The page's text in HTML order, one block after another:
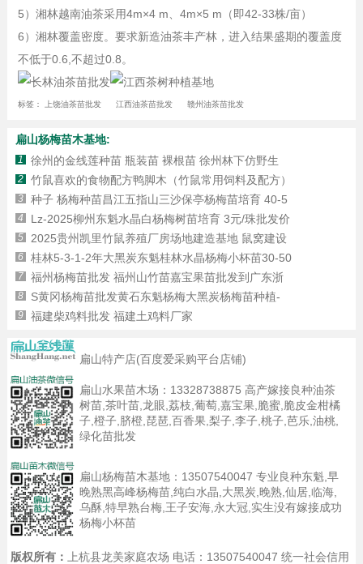
5）湘林越南油茶采用4m×4 m、4m×5 m（即42-33株/亩）
6）湘林覆盖密度。要求新造油茶丰产林，进入结果盛期的覆盖度
不低于0.6,不超过0.8。
标签： 上饶油茶苗批发 江西油茶苗批发 赣州油茶苗批发
扁山杨梅苗木基地:
1 徐州的金线莲种苗 瓶装苗 裸根苗 徐州林下仿野生
2 竹鼠喜欢的食物配方鸭脚木（竹鼠常用饲料及配方）
3 种子 杨梅种苗昌江五指山三沙保亭杨梅苗培育 40-5
4 Lz-2025柳州东魁水晶白杨梅树苗培育 3元/珠批发价
5 2025贵州凯里竹鼠养殖厂房场地建造基地 鼠窝建设
6 桂林5-3-1-2年大黑炭东魁桂林水晶杨梅小杯苗30-50
7 福州杨梅苗批发 福州山竹苗嘉宝果苗批发到广东浙
8 S​黄冈杨梅苗批发黄石东魁杨梅大黑炭杨梅苗种植-
9 福建柴鸡料批发 福建土鸡料厂家
扁山特产店(百度爱采购平台店铺)
扁山水果苗木场： 13328738875 高产嫁接良种油茶
树苗,茶叶苗,龙眼,荔枝,葡萄,嘉宝果,脆蜜,脆皮金柑橘
子,橙子,脐橙,琵琶,百香果,梨子,李子,桃子,芭乐,油桃,
绿化苗批发
扁山杨梅苗木基地： 13507540047 专业良种东魁,早
晚熟黑高峰杨梅苗,纯白水晶,大黑炭,晚熟,仙居,临海,
乌酥,特早熟台梅,王子安海,永大冠,实生没有嫁接成功
杨梅小杯苗
版权所有： 上杭县龙美家庭农场 电话：13507540047 统一社会信用